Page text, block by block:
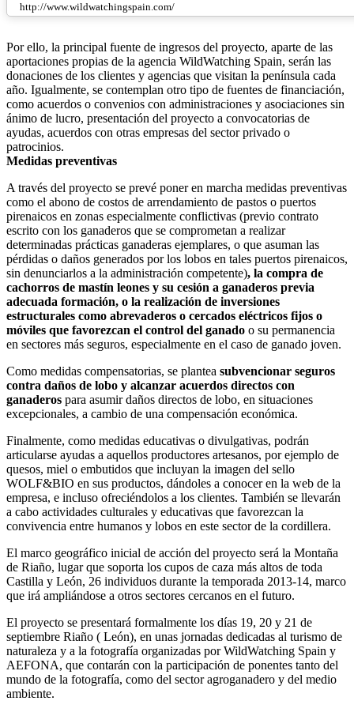
http://www.wildwatchingspain.com/
Por ello, la principal fuente de ingresos del proyecto, aparte de las
aportaciones propias de la agencia WildWatching Spain, serán las
donaciones de los clientes y agencias que visitan la península cada
año. Igualmente, se contemplan otro tipo de fuentes de financiación,
como acuerdos o convenios con administraciones y asociaciones sin
ánimo de lucro, presentación del proyecto a convocatorias de
ayudas, acuerdos con otras empresas del sector privado o
patrocinios.
Medidas preventivas
A través del proyecto se prevé poner en marcha medidas preventivas
como el abono de costos de arrendamiento de pastos o puertos
pirenaicos en zonas especialmente conflictivas (previo contrato
escrito con los ganaderos que se comprometan a realizar
determinadas prácticas ganaderas ejemplares, o que asuman las
pérdidas o daños generados por los lobos en tales puertos pirenaicos,
sin denunciarlos a la administración competente), la compra de
cachorros de mastín leones y su cesión a ganaderos previa
adecuada formación, o la realización de inversiones
estructurales como abrevaderos o cercados eléctricos fijos o
móviles que favorezcan el control del ganado o su permanencia
en sectores más seguros, especialmente en el caso de ganado joven.
Como medidas compensatorias, se plantea subvencionar seguros
contra daños de lobo y alcanzar acuerdos directos con
ganaderos para asumir daños directos de lobo, en situaciones
excepcionales, a cambio de una compensación económica.
Finalmente, como medidas educativas o divulgativas, podrán
articularse ayudas a aquellos productores artesanos, por ejemplo de
quesos, miel o embutidos que incluyan la imagen del sello
WOLF&BIO en sus productos, dándoles a conocer en la web de la
empresa, e incluso ofreciéndolos a los clientes. También se llevarán
a cabo actividades culturales y educativas que favorezcan la
convivencia entre humanos y lobos en este sector de la cordillera.
El marco geográfico inicial de acción del proyecto será la Montaña
de Riaño, lugar que soporta los cupos de caza más altos de toda
Castilla y León, 26 individuos durante la temporada 2013-14, marco
que irá ampliándose a otros sectores cercanos en el futuro.
El proyecto se presentará formalmente los días 19, 20 y 21 de
septiembre Riaño ( León), en unas jornadas dedicadas al turismo de
naturaleza y a la fotografía organizadas por WildWatching Spain y
AEFONA, que contarán con la participación de ponentes tanto del
mundo de la fotografía, como del sector agroganadero y del medio
ambiente.